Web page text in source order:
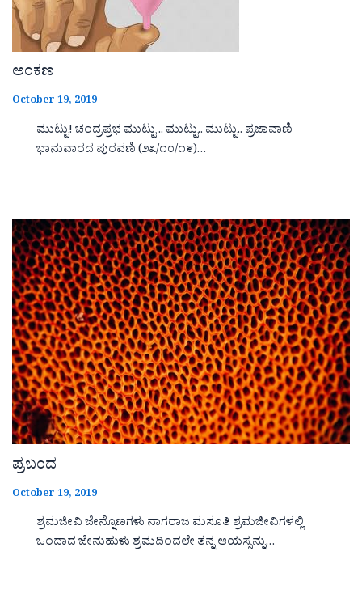
ಅಂಕಣ
October 19, 2019
ಮುಟ್ಟು! ಚಂದ್ರಪ್ರಭ ಮುಟ್ಟು .. ಮುಟ್ಟು.. ಮುಟ್ಟು.. ಪ್ರಜಾವಾಣಿ
ಭಾನುವಾರದ ಪುರವಣಿ (೨೩/೧೦/೧೯)…
ಪ್ರಬಂದ
October 19, 2019
ಶ್ರಮಜೀವಿ ಜೇನ್ನೊಣಗಳು ನಾಗರಾಜ ಮಸೂತಿ ಶ್ರಮಜೀವಿಗಳಲ್ಲಿ
ಒಂದಾದ ಜೇನುಹುಳು ಶ್ರಮದಿಂದಲೇ ತನ್ನ ಆಯಸ್ಸನ್ನು…